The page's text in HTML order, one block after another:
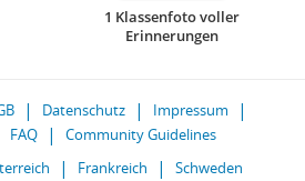
1 Klassenfoto voller
Erinnerungen
Datenschutz
Impressum
FAQ
Community Guidelines
Frankreich Schweden